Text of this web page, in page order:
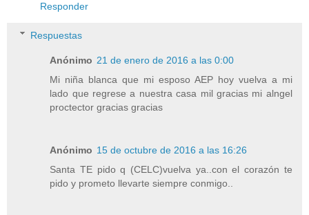
Responder
Respuestas
Anónimo 21 de enero de 2016 a las 0:00
Mi niña blanca que mi esposo AEP hoy vuelva a mi
lado que regrese a nuestra casa mil gracias mi alngel
proctector gracias gracias
Anónimo 15 de octubre de 2016 a las 16:26
Santa TE pido q (CELC)vuelva ya..con el corazón te
pido y prometo llevarte siempre conmigo..